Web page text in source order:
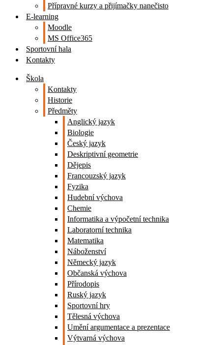
Přípravné kurzy a přijímačky nanečisto
E-learning
Moodle
MS Office365
Sportovní hala
Kontakty
Škola
Kontakty
Historie
Předměty
Anglický jazyk
Biologie
Český jazyk
Deskriptivní geometrie
Dějepis
Francouzský jazyk
Fyzika
Hudební výchova
Chemie
Informatika a výpočetní technika
Laboratorní technika
Matematika
Náboženství
Německý jazyk
Občanská výchova
Přírodopis
Ruský jazyk
Sportovní hry
Tělesná výchova
Umění argumentace a prezentace
Výtvarná výchova